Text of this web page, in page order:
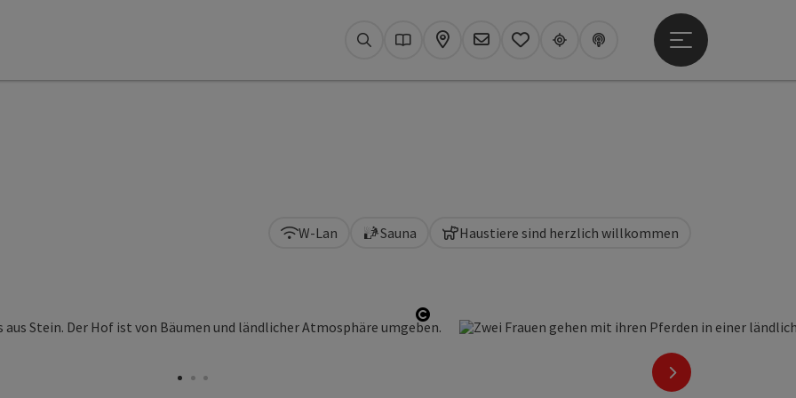
SuchenKataloge
KarteNewsletter
MerkzettelUpperguide
Podcast
Hauptmenü öffnen
Copyright öffnen
nächstes Element
W-Lan Sauna Haustiere sind herzlich willkommen